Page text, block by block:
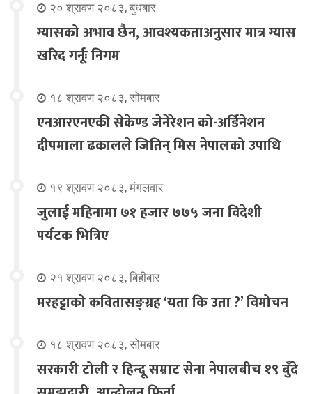
२० श्रावण २०८३, बुधबार
ग्यासको अभाव छैन, आवश्यकताअनुसार मात्र ग्यास
खरिद गर्नूः निगम
१८ श्रावण २०८३, सोमबार
एनआरएनएकी सेकेण्ड जेनेरेशन को-अर्डिनेशन
दीपमाला ढकालले जितिन् मिस नेपालको उपाधि
१९ श्रावण २०८३, मंगलवार
जुलाई महिनामा ७१ हजार ७७५ जना विदेशी
पर्यटक भित्रिए
२१ श्रावण २०८३, बिहीबार
मरहट्टाको कवितासङ्ग्रह ‘यता कि उता ?’ विमोचन
१८ श्रावण २०८३, सोमबार
सरकारी टोली र हिन्दू सम्राट सेना नेपालबीच १९ बुँदे